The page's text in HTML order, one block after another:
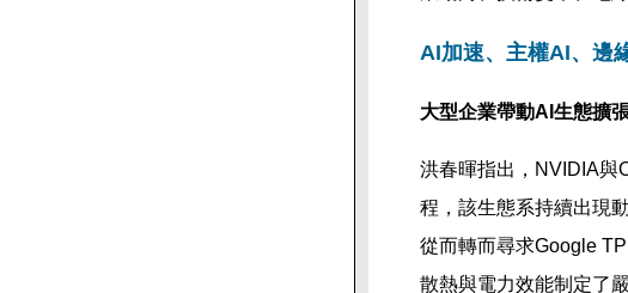
AI加速、主權AI、邊
大型企業帶動AI生態擴
洪春暉指出，NVIDIA與
程，該生態系持續出現
從而轉而尋求Google
散熱與電力效能制定了